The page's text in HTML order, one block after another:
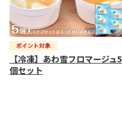
【冷凍】あわ雪フロマージュ5
個セット